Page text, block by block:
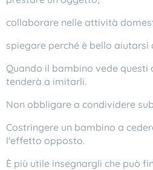
collaborare nelle attività
spiegare perché è bello aiutarsi
Quando il bambino vede
tenderà a imitarli.
Non obbligare a condividere
Costringere un bambino a
l'effetto opposto.
È più utile insegnargli che può